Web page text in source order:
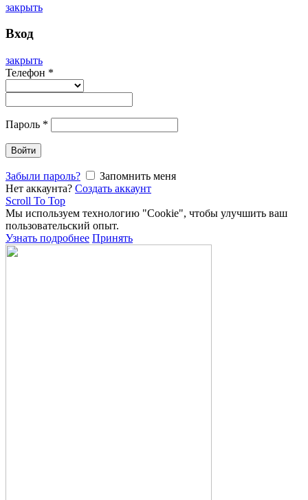
закрыть
Вход
закрыть
Телефон *
Пароль *
Войти
Забыли пароль?
Запомнить меня
Нет аккаунта? Создать аккаунт
Scroll To Top
Мы используем технологию "Cookie", чтобы улучшить ваш
пользовательский опыт.
Узнать подробнее Принять